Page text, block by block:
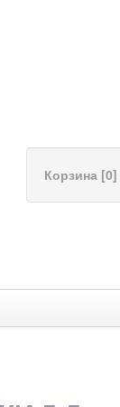
Корзина [0]